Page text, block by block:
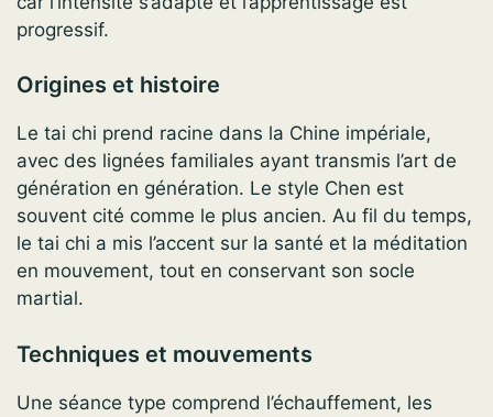
progressif.
Origines et histoire
Le tai chi prend racine dans la Chine impériale,
avec des lignées familiales ayant transmis l’art de
génération en génération. Le style Chen est
souvent cité comme le plus ancien. Au fil du temps,
le tai chi a mis l’accent sur la santé et la méditation
en mouvement, tout en conservant son socle
martial.
Techniques et mouvements
Une séance type comprend l’échauffement, les